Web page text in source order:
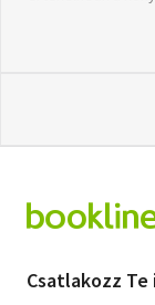
Csatlakozz